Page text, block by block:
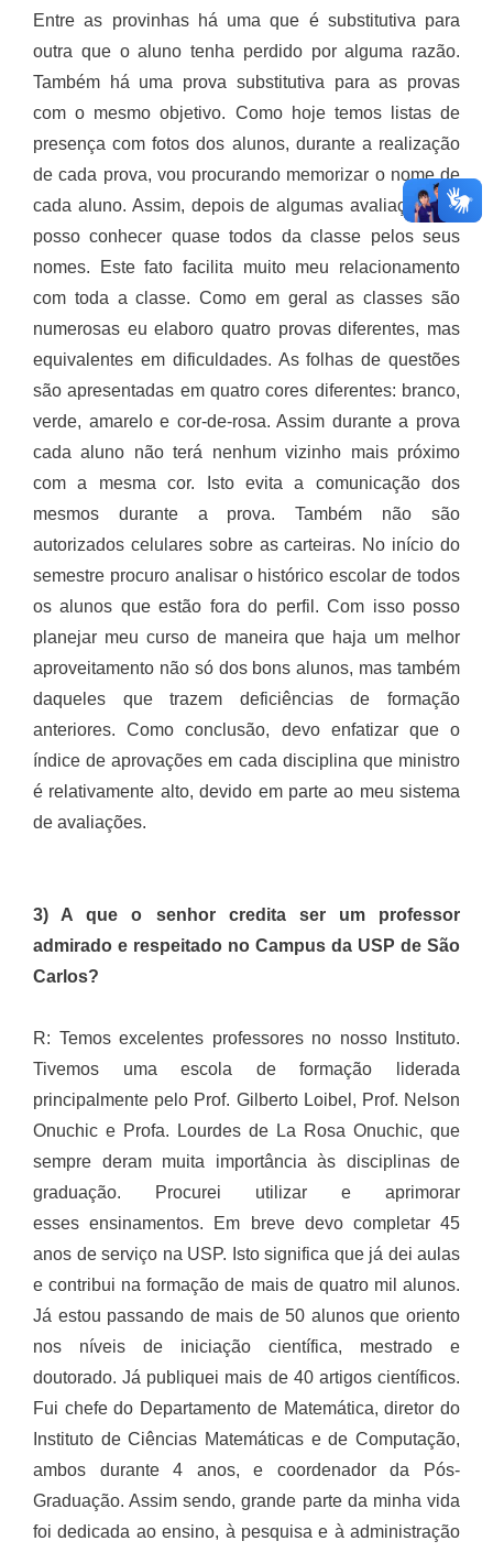
Entre as provinhas há uma que é substitutiva para
outra que o aluno tenha perdido por alguma razão.
Também há uma prova substitutiva para as provas
com o mesmo objetivo. Como hoje temos listas de
presença com fotos dos alunos, durante a realização
de cada prova, vou procurando memorizar o nome de
cada aluno. Assim, depois de algumas avaliações, já
posso conhecer quase todos da classe pelos seus
nomes. Este fato facilita muito meu relacionamento
com toda a classe. Como em geral as classes são
numerosas eu elaboro quatro provas diferentes, mas
equivalentes em dificuldades. As folhas de questões
são apresentadas em quatro cores diferentes: branco,
verde, amarelo e cor-de-rosa. Assim durante a prova
cada aluno não terá nenhum vizinho mais próximo
com a mesma cor. Isto evita a comunicação dos
mesmos durante a prova. Também não são
autorizados celulares sobre as carteiras. No início do
semestre procuro analisar o histórico escolar de todos
os alunos que estão fora do perfil. Com isso posso
planejar meu curso de maneira que haja um melhor
aproveitamento não só dos bons alunos, mas também
daqueles que trazem deficiências de formação
anteriores. Como conclusão, devo enfatizar que o
índice de aprovações em cada disciplina que ministro
é relativamente alto, devido em parte ao meu sistema
de avaliações.
3) A que o senhor credita ser um professor
admirado e respeitado no Campus da USP de São
Carlos?
R: Temos excelentes professores no nosso Instituto.
Tivemos uma escola de formação liderada
principalmente pelo Prof. Gilberto Loibel, Prof. Nelson
Onuchic e Profa. Lourdes de La Rosa Onuchic, que
sempre deram muita importância às disciplinas de
graduação. Procurei utilizar e aprimorar
esses ensinamentos. Em breve devo completar 45
anos de serviço na USP. Isto significa que já dei aulas
e contribui na formação de mais de quatro mil alunos.
Já estou passando de mais de 50 alunos que oriento
nos níveis de iniciação científica, mestrado e
doutorado. Já publiquei mais de 40 artigos científicos.
Fui chefe do Departamento de Matemática, diretor do
Instituto de Ciências Matemáticas e de Computação,
ambos durante 4 anos, e coordenador da Pós-
Graduação. Assim sendo, grande parte da minha vida
foi dedicada ao ensino, à pesquisa e à administração